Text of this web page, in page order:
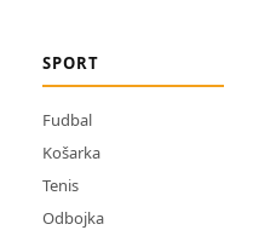
SPORT
Fudbal
Košarka
Tenis
Odbojka